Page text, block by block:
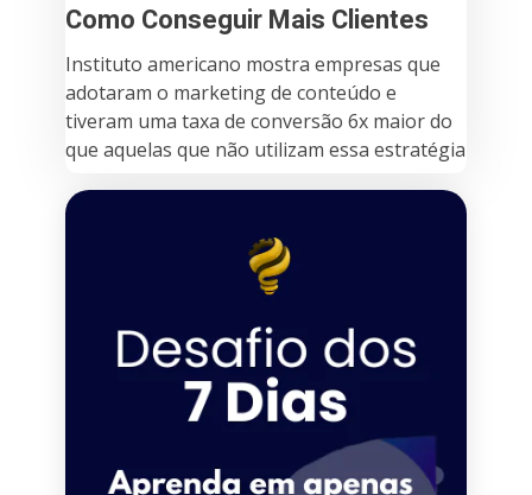
Como Conseguir Mais Clientes
Instituto americano mostra empresas que
adotaram o marketing de conteúdo e
tiveram uma taxa de conversão 6x maior do
que aquelas que não utilizam essa estratégia